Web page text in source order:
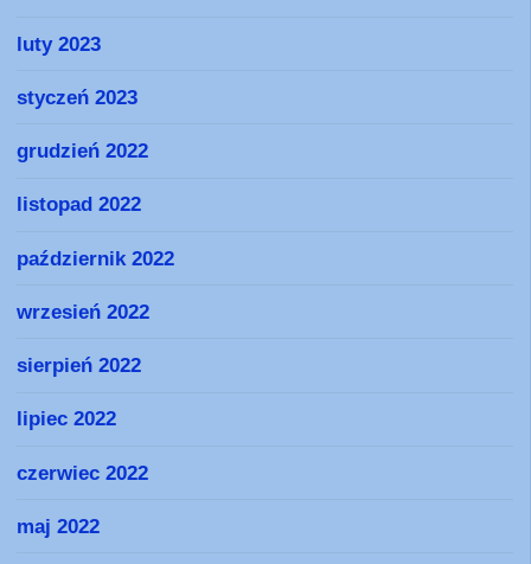
luty 2023
styczeń 2023
grudzień 2022
listopad 2022
październik 2022
wrzesień 2022
sierpień 2022
lipiec 2022
czerwiec 2022
maj 2022